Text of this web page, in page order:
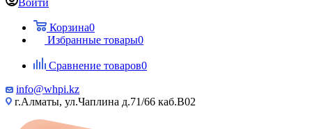
Войти
Корзина0
Избранные товары0
Сравнение товаров0
info@whpi.kz
г.Алматы, ул.Чаплина д.71/66 каб.B02